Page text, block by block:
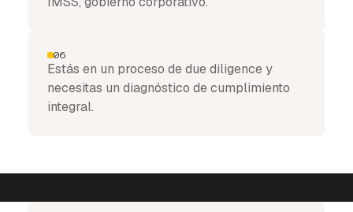
06
Estás en un proceso de due diligence y
necesitas un diagnóstico de cumplimiento
integral.